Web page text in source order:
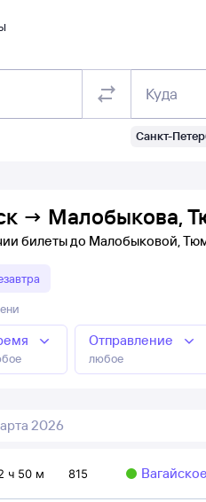
Куда
Санкт-
→ Малобыкова,
билеты до Малобыковой,
Отправление
любое
2026
ч 50 м 815